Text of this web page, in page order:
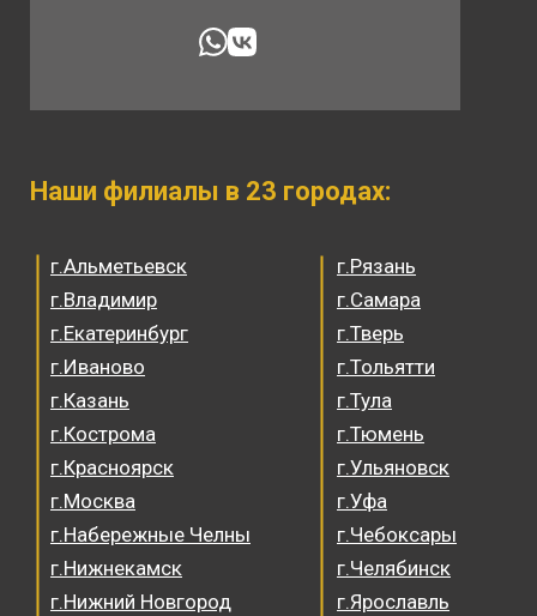
г.Рязань
г.Самара
г.Тверь
г.Тольятти
г.Тула
г.Тюмень
г.Ульяновск
г.Уфа
г.Чебоксары
г.Челябинск
г.Ярославль
г.Альметьевск
г.Владимир
г.Екатеринбург
г.Иваново
г.Казань
г.Кострома
г.Красноярск
г.Москва
г.Набережные Челны
г.Нижнекамск
г.Нижний Новгород
Наши филиалы в 23 городах: